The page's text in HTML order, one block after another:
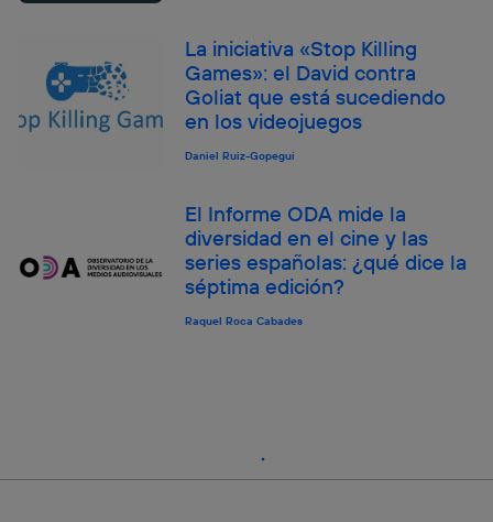
La iniciativa «Stop Killing
Games»: el David contra
Goliat que está sucediendo
en los videojuegos
Daniel Ruiz-Gopegui
El Informe ODA mide la
diversidad en el cine y las
series españolas: ¿qué dice la
séptima edición?
Raquel Roca Cabades